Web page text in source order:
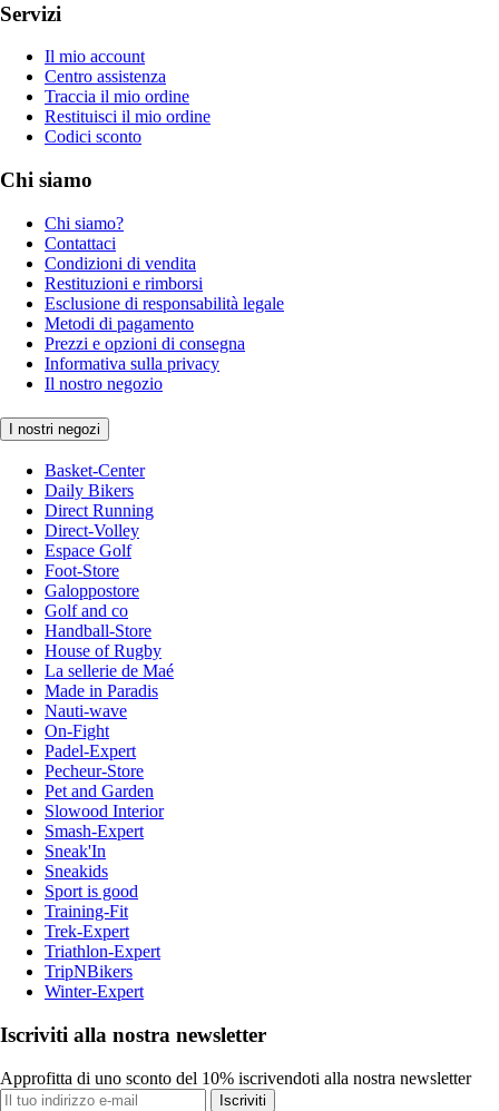
Servizi
Il mio account
Centro assistenza
Traccia il mio ordine
Restituisci il mio ordine
Codici sconto
Chi siamo
Chi siamo?
Contattaci
Condizioni di vendita
Restituzioni e rimborsi
Esclusione di responsabilità legale
Metodi di pagamento
Prezzi e opzioni di consegna
Informativa sulla privacy
Il nostro negozio
I nostri negozi
Basket-Center
Daily Bikers
Direct Running
Direct-Volley
Espace Golf
Foot-Store
Galoppostore
Golf and co
Handball-Store
House of Rugby
La sellerie de Maé
Made in Paradis
Nauti-wave
On-Fight
Padel-Expert
Pecheur-Store
Pet and Garden
Slowood Interior
Smash-Expert
Sneak'In
Sneakids
Sport is good
Training-Fit
Trek-Expert
Triathlon-Expert
TripNBikers
Winter-Expert
Iscriviti alla nostra newsletter
Approfitta di uno sconto del 10% iscrivendoti alla nostra newsletter
Iscriviti